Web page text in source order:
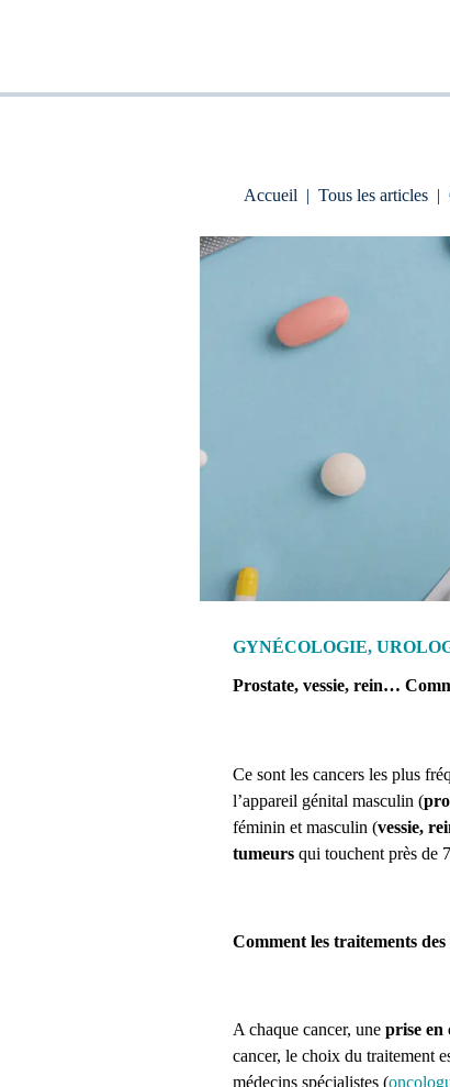
Accueil | Tous les articles |
GYNÉCOLOGIE,
Prostate, vessie, rein…
Ce sont les cancers les plus
l’appareil génital masculin (
féminin et masculin (vessie,
tumeurs qui touchent près de
Comment les traitements
A chaque cancer, une prise en
cancer, le choix du traitement
médecins spécialistes (